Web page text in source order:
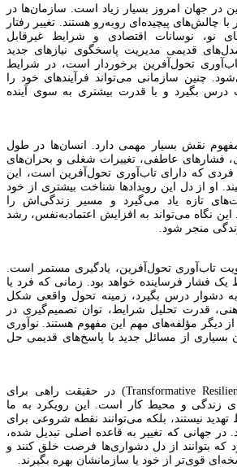
در جهان امروز بسیار زیاد است. سازمان‌ها در
با چالش‌های پیچیده‌ای روبه‌رو هستند. تغییر رفتار
نو، نوسانات اقتصادی و شرایط غیرقابل
قدیمی مدیریت پاسخگوی نیازهای جدید
تحول‌آفرین برخوردار است، در شرایط
چنین سازمانی می‌تواند فرآیندهای خود را
درس بگیرد و با قدرت بیشتری به سوی آینده
نقش بسیار مهمی دارد. انسان‌ها در طول
فشارهای عاطفی، تغییرات شغلی و بحران‌های
که دارای تاب‌آوری تحول‌آفرین است، این
او از دل این رویدادها شناخت بیشتری از خود
تازه یاد می‌گیرد و مسیر زندگی‌اش را
این نگاه می‌تواند به افزایش اعتمادبه‌نفس، رشد
منجر شود.
تاب‌آوری تحول‌آفرین، یادگیری مستمر است.
یک فشار فرساینده خواهد بود. زمانی که فرد یا
دشوار درس بگیرد، زمینه تحول واقعی شکل
قدرت تحلیل شرایط، توان تصمیم‌گیری در
از دیگر مؤلفه‌های مهم این مفهوم هستند. نوآوری
بسیاری از مسائل جدید با پاسخ‌های قدیمی حل
تاب‌آوری تحول‌آفرین (Transformative Resilience) در حقیقت راهی برای
زندگی و محیط کار است. این رویکرد به ما
نیستند، بلکه می‌توانند نقطه شروعی برای
در جهانی که تغییر به قاعده اصلی تبدیل شده،
که بتوانند از دل دشواری‌ها فرصت خلق کنند و
قوی‌تر از خود یا سازمانشان بهره بگیرند.